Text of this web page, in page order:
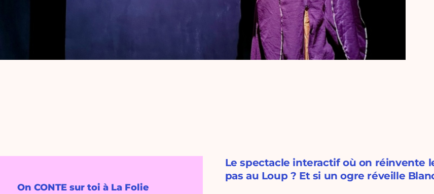
On CONTE sur toi à La Folie
Le spectacle interactif où on réinvente
pas au Loup ? Et si un ogre réveille